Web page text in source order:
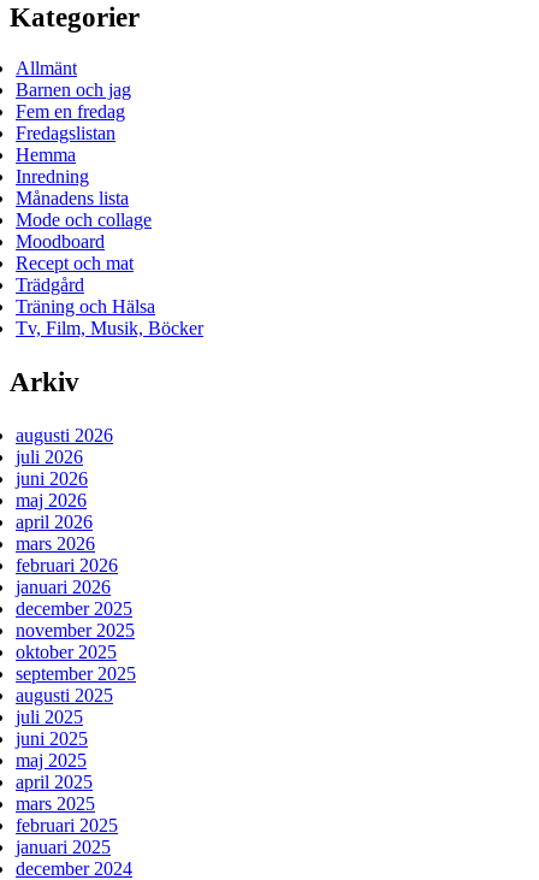
Kategorier
Allmänt
Barnen och jag
Fem en fredag
Fredagslistan
Hemma
Inredning
Månadens lista
Mode och collage
Moodboard
Recept och mat
Trädgård
Träning och Hälsa
Tv, Film, Musik, Böcker
Arkiv
augusti 2026
juli 2026
juni 2026
maj 2026
april 2026
mars 2026
februari 2026
januari 2026
december 2025
november 2025
oktober 2025
september 2025
augusti 2025
juli 2025
juni 2025
maj 2025
april 2025
mars 2025
februari 2025
januari 2025
december 2024